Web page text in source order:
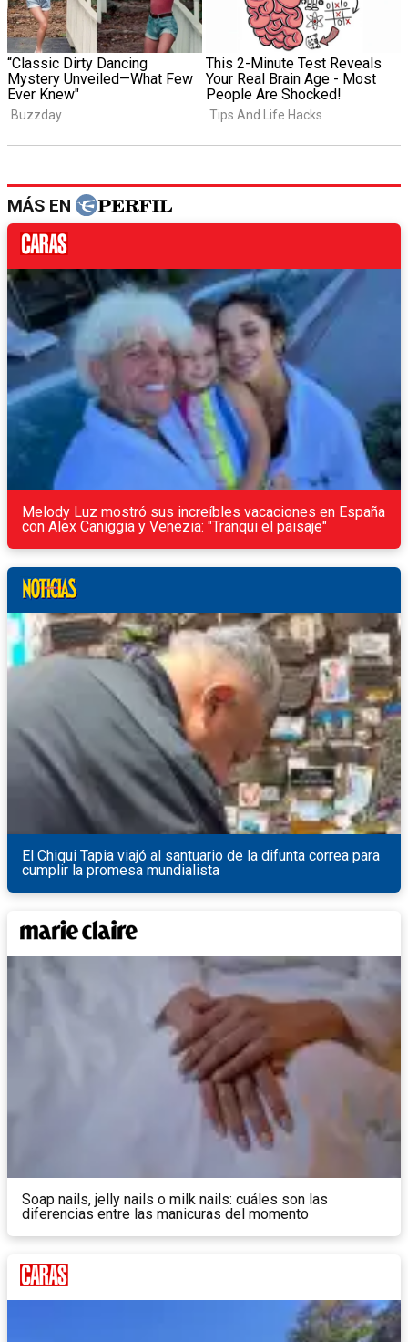
MÁS EN
Melody Luz mostró sus increíbles vacaciones en España
con Alex Caniggia y Venezia: "Tranqui el paisaje"
El Chiqui Tapia viajó al santuario de la difunta correa para
cumplir la promesa mundialista
Soap nails, jelly nails o milk nails: cuáles son las
diferencias entre las manicuras del momento